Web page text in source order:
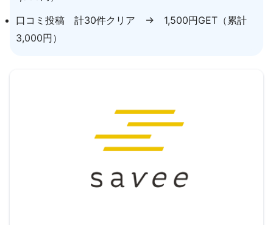
口コミ投稿 計30件クリア → 1,500円GET（累計
3,000円）